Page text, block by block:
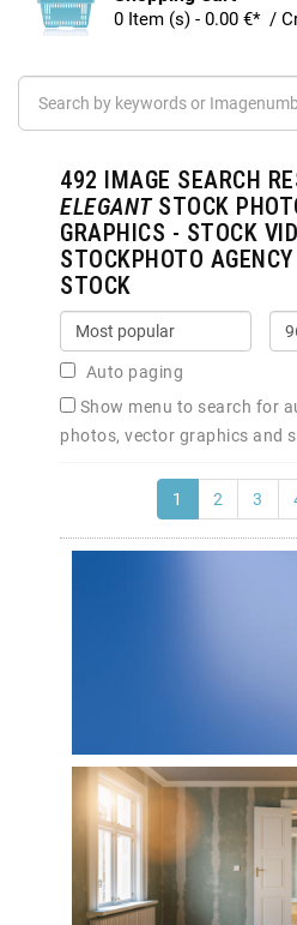
0 Item (s) -
492 IMAGE SEARCH
ELEGANTSTOCK
GRAPHICS - STOCK
STOCKPHOTO
STOCK
Auto paging
Show menu to search for
photos, vector graphics and
1 2 3